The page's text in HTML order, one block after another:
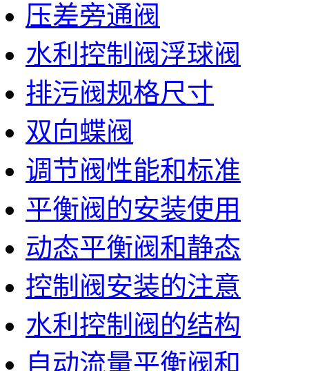
压差旁通阀
水利控制阀浮球阀
排污阀规格尺寸
双向蝶阀
调节阀性能和标准
平衡阀的安装使用
动态平衡阀和静态
控制阀安装的注意
水利控制阀的结构
自动流量平衡阀和